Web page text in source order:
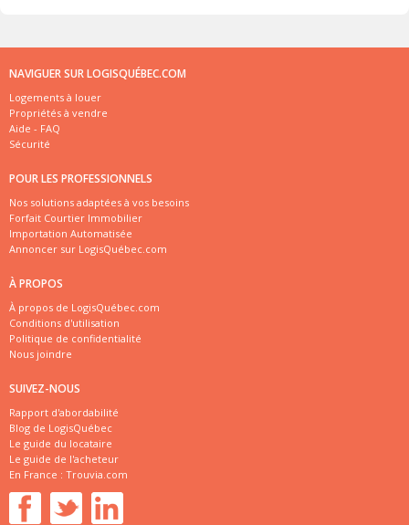
NAVIGUER SUR LOGISQUÉBEC.COM
Logements à louer
Propriétés à vendre
Aide - FAQ
Sécurité
POUR LES PROFESSIONNELS
Nos solutions adaptées à vos besoins
Forfait Courtier Immobilier
Importation Automatisée
Annoncer sur LogisQuébec.com
À PROPOS
À propos de LogisQuébec.com
Conditions d'utilisation
Politique de confidentialité
Nous joindre
SUIVEZ-NOUS
Rapport d'abordabilité
Blog de LogisQuébec
Le guide du locataire
Le guide de l'acheteur
En France : Trouvia.com